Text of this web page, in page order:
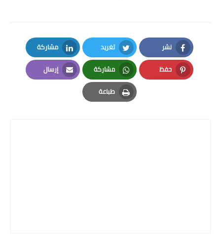
نشر
Facebook
تغريد
Twitter
مشاركة
LinkedIn
حفظ
Pinterest
مشاركة
Whatsapp
إرسال
Email
طباعة
Print